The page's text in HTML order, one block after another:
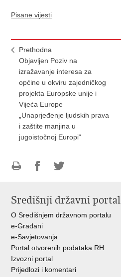
Pisane vijesti
Prethodna
Objavljen Poziv na
izražavanje interesa za
općine u okviru zajedničkog
projekta Europske unije i
Vijeća Europe
„Unaprjeđenje ljudskih prava
i zaštite manjina u
jugoistočnoj Europi“
FacebookuTwitteru
Središnji državni portal
O Središnjem državnom portalu
e-Građani
e-Savjetovanja
Portal otvorenih podataka RH
Izvozni portal
Prijedlozi i komentari